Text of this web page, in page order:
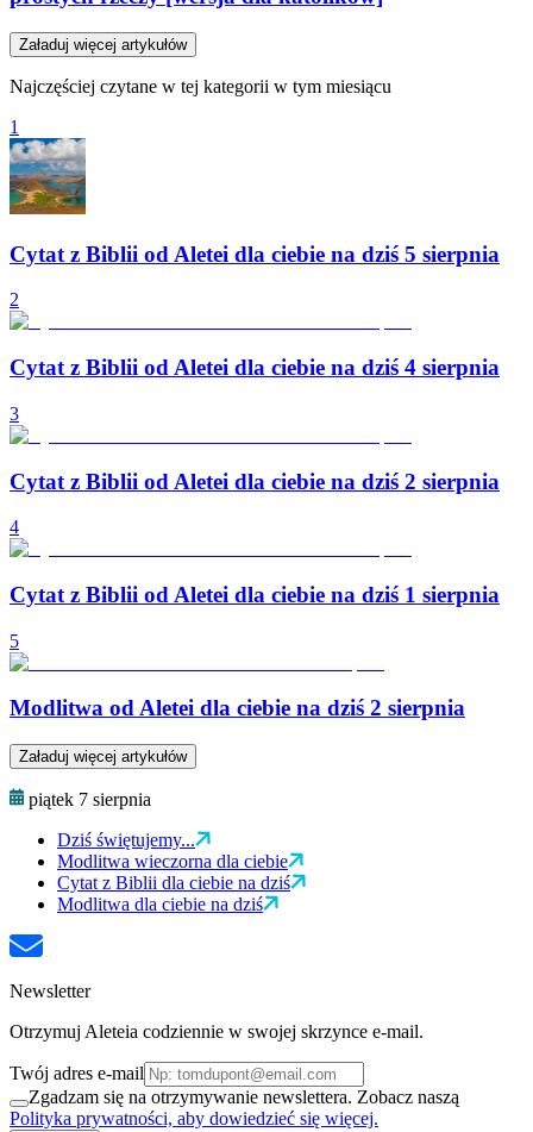
Załaduj więcej artykułów
Najczęściej czytane w tej kategorii w tym miesiącu
1
Cytat z Biblii od Aletei dla ciebie na dziś 5 sierpnia
2
Cytat z Biblii od Aletei dla ciebie na dziś 4 sierpnia
3
Cytat z Biblii od Aletei dla ciebie na dziś 2 sierpnia
4
Cytat z Biblii od Aletei dla ciebie na dziś 1 sierpnia
5
Modlitwa od Aletei dla ciebie na dziś 2 sierpnia
Załaduj więcej artykułów
piątek 7 sierpnia
Dziś świętujemy...
Modlitwa wieczorna dla ciebie
Cytat z Biblii dla ciebie na dziś
Modlitwa dla ciebie na dziś
Newsletter
Otrzymuj Aleteia codziennie w swojej skrzynce e-mail.
Twój adres e-mail
Zgadzam się na otrzymywanie newslettera. Zobacz naszą
Polityka prywatności, aby dowiedzieć się więcej.